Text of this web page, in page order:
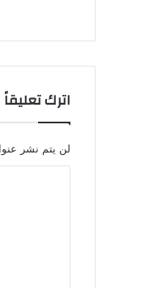
اترك تعليقاً
لن يتم نشر